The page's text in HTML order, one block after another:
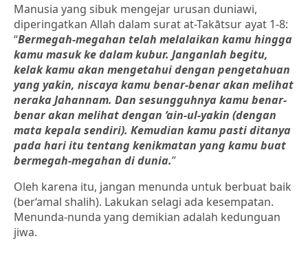
Manusia yang sibuk mengejar urusan duniawi,
diperingatkan Allah dalam surat at-Takātsur ayat 1-8:
“Bermegah-megahan telah melalaikan kamu hingga
kamu masuk ke dalam kubur. Janganlah begitu,
kelak kamu akan mengetahui dengan pengetahuan
yang yakin, niscaya kamu benar-benar akan melihat
neraka Jahannam. Dan sesungguhnya kamu benar-
benar akan melihat dengan ‘ain-ul-yakin (dengan
mata kepala sendiri). Kemudian kamu pasti ditanya
pada hari itu tentang kenikmatan yang kamu buat
bermegah-megahan di dunia.”
Oleh karena itu, jangan menunda untuk berbuat baik
(ber‘amal shalih). Lakukan selagi ada kesempatan.
Menunda-nunda yang demikian adalah kedunguan
jiwa.